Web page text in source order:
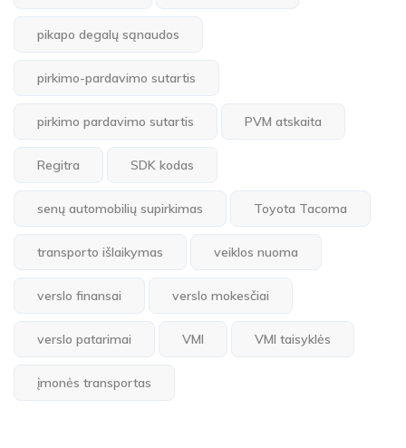
pikapo degalų sąnaudos
pirkimo-pardavimo sutartis
pirkimo pardavimo sutartis PVM atskaita
Regitra SDK kodas
senų automobilių supirkimas Toyota Tacoma
transporto išlaikymas veiklos nuoma
verslo finansai verslo mokesčiai
verslo patarimai VMI VMI taisyklės
įmonės transportas